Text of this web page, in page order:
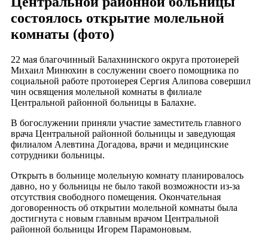
состоялось открытие молельной
комнаты (фото)
22 мая благочинный Балахнинского округа протоиерей
Михаил Минюхин в сослужении своего помощника по
социальной работе протоиерея Сергия Алипова совершил
чин освящения молельной комнаты в филиале
Центральной районной больницы в Балахне.
В богослужении приняли участие заместитель главного
врача Центральной районной больницы и заведующая
филиалом Алевтина Догадова, врачи и медицинские
сотрудники больницы.
Открыть в больнице молельную комнату планировалось
давно, но у больницы не было такой возможности из-за
отсутствия свободного помещения. Окончательная
договоренность об открытии молельной комнаты была
достигнута с новым главным врачом Центральной
районной больницы Игорем Парамоновым.